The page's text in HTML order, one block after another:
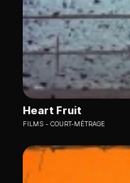
Heart Fruit
FILMS COURT-MÉTRAGE